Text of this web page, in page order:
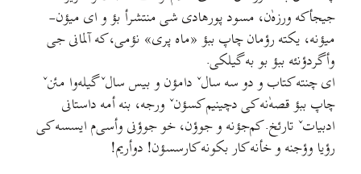
جیجأکه ورزه‌ٰن، مسود پورهادی شی منتشرأ بؤ و ای میؤن-
میؤنه، یکته رؤمان چاپ ببؤ «ماه پری» نؤمی، که آلمانی جی
وأگردؤنئه ببؤ بو به گیلکی.
ای چنته کتاب و دو سه سالˇ دامؤن و بیس سالˇ گیله‌وا مئنˇ
چاپ ببؤ قصه‌ٰنه کی دچینیم کسؤنˇ ورجه، بنه أمه داستانی
ادبیاتˇ تارئخ. کم‌جؤنه و جوؤن، خو جوؤنی وأسی‌م ایسسه کی
رؤیا وؤجنه و خأنه کار بکونه کارسسؤن! دوأریم!